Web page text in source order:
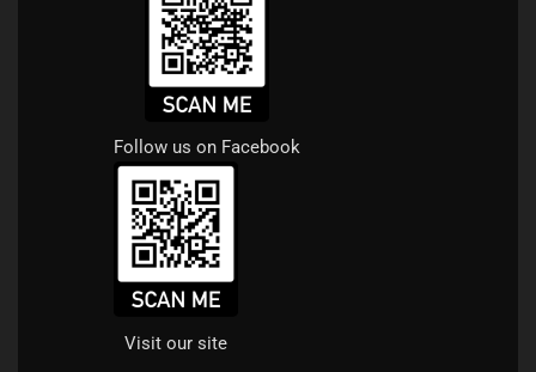
Follow us on Facebook
Visit our site